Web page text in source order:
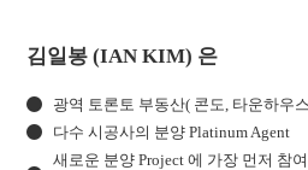
김일봉 (IAN KIM) 은
광역 토론토 부동산( 콘도, 타운하우
다수 시공사의 분양 Platinum Agent
새로운 분양 Project 에 가장 먼저 참